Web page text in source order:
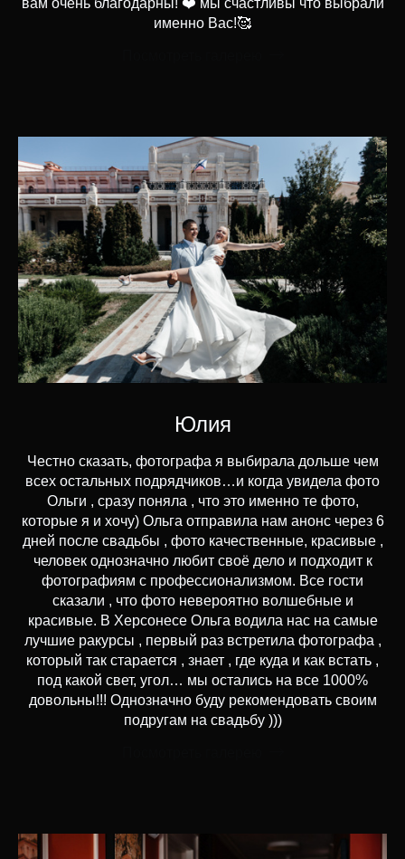
вам очень благодарны! ❤️ мы счастливы что выбрали
именно Вас!🥰
Юлия
Честно сказать, фотографа я выбирала дольше чем
всех остальных подрядчиков…и когда увидела фото
Ольги , сразу поняла , что это именно те фото,
которые я и хочу) Ольга отправила нам анонс через 6
дней после свадьбы , фото качественные, красивые ,
человек однозначно любит своё дело и подходит к
фотографиям с профессионализмом. Все гости
сказали , что фото невероятно волшебные и
красивые. В Херсонесе Ольга водила нас на самые
лучшие ракурсы , первый раз встретила фотографа ,
который так старается , знает , где куда и как встать ,
под какой свет, угол… мы остались на все 1000%
довольны!!! Однозначно буду рекомендовать своим
подругам на свадьбу )))